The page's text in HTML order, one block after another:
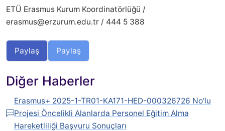
ETÜ Erasmus Kurum Koordinatörlüğü /
erasmus@erzurum.edu.tr / 444 5 388
Paylaş Paylaş
Diğer Haberler
Erasmus+ 2025-1-TR01-KA171-HED-000326726 No'lu
Projesi Öncelikli Alanlarda Personel Eğitim Alma
Hareketliliği Başvuru Sonuçları